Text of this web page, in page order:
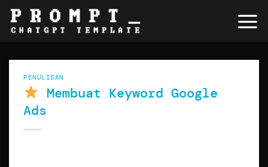
Skip
content
PENULISAN
Membuat Keyword Google
Ads